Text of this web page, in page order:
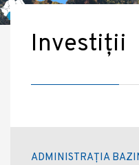
Investiții
ADMINISTRAȚIA